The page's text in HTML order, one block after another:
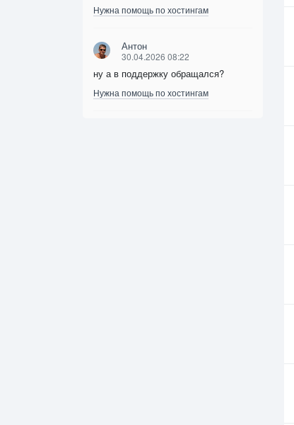
Нужна помощь по хостингам
Антон
30.04.2026 08:22
ну а в поддержку обращался?
Нужна помощь по хостингам